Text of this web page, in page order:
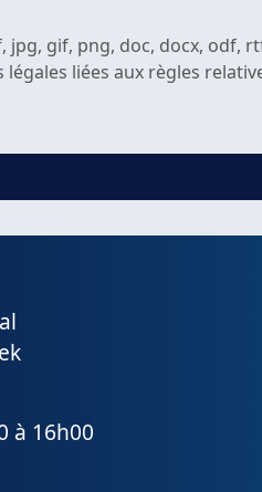
jpg, gif, png, doc, docx, odf,
légales liées aux règles
à 16h00